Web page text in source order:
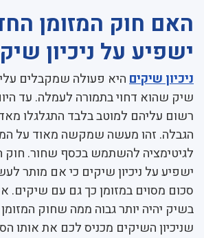
האם חוק המזומן
ישפיע על ניכיון
ניכיון שיקיםהיא פעולה שמקבלים
שיק שהוא דחוי בתמורה לעמלה. עד
רשום עליהם למוטב בלבד התגלגלו
הגבלה. זהו מעשה שמקשה מאוד על
לגיטימציה להשתמש בכסף שחור. חוק
ישפיע על ניכיון שיקים כי אם מותר
סכום מסוים במזומן כך גם עם
בשיק יהיה יותר גבוה ממה שחוק המזומן
שניכיון השיקים מכניס לכם את אותו